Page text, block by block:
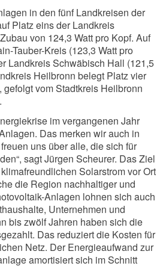
in den fünf Landkreisen der
Platz eins der Landkreis
von 124,3 Watt pro Kopf. Auf
Tauber-Kreis (123,3 Watt pro
Landkreis Schwäbisch Hall (121,5
Heilbronn belegt Platz vier
gefolgt vom Stadtkreis Heilbronn
im vergangenen Jahr
Das merken wir auch in
uns über alle, die sich für
sagt Jürgen Scheurer. Das Ziel
Solarstrom vor Ort
die Region nachhaltiger und
Anlagen lohnen sich auch
Unternehmen und
bis zwölf Jahren haben sich die
Das reduziert die Kosten für
Netz. Der Energieaufwand zur
amortisiert sich im Schnitt